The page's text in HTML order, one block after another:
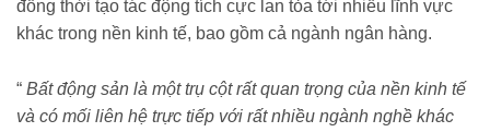
đồng thời tạo tác động tích cực lan tỏa tới nhiều lĩnh vực
khác trong nền kinh tế, bao gồm cả ngành ngân hàng.
“ Bất động sản là một trụ cột rất quan trọng của nền kinh tế
và có mối liên hệ trực tiếp với rất nhiều ngành nghề khác